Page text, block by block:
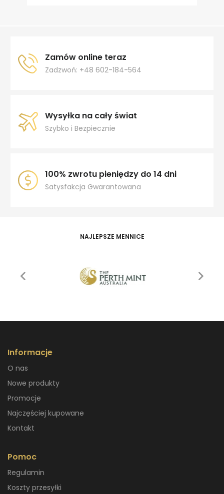
Zamów online teraz
Zadzwoń: +48 602-184-564
Wysyłka na cały świat
Szybko i Bezpiecznie
100% zwrotu pieniędzy do 14 dni
Satysfakcja Gwarantowana
NAJLEPSZE MENNICE
Informacje
O nas
Nowe produkty
Promocje
Najczęściej kupowane
Kontakt
Pomoc
Regulamin
Koszty przesyłki